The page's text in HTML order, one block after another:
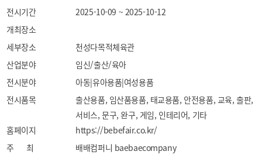
전시기간
2025-10-09 ~ 2025-10-12
개최장소
세부장소
천성다목적체육관
산업분야
임신/출산/육아
전시분야
아동|유아용품|여성용품
전시품목
출산용품, 임산품용품, 태교용품, 안전용품, 교육, 출판,
서비스, 문구, 완구, 게임, 인테리어, 기타
홈페이지
https://bebefair.co.kr/
주 최
배배컴퍼니 baebaecompany